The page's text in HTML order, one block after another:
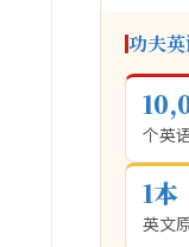
功夫
个英
1本
英文